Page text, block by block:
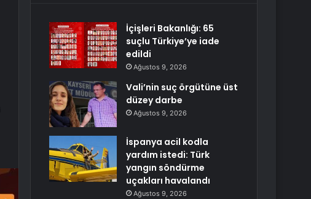
İçişleri Bakanlığı: 65
suçlu Türkiye’ye iade
edildi
Ağustos 9, 2026
Vali’nin suç örgütüne üst
düzey darbe
Ağustos 9, 2026
İspanya acil kodla
yardım istedi: Türk
yangın söndürme
uçakları havalandı
Ağustos 9, 2026